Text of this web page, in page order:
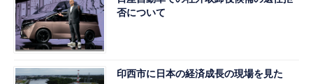
否について
印西市に日本の経済成長の現場を見た